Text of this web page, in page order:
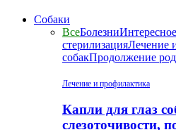
Собаки
ВсеБолезниИнтересное
стерилизацияЛечение
собакПродолжение
Лечение и профилактика
Капли для глаз
слезоточивости,